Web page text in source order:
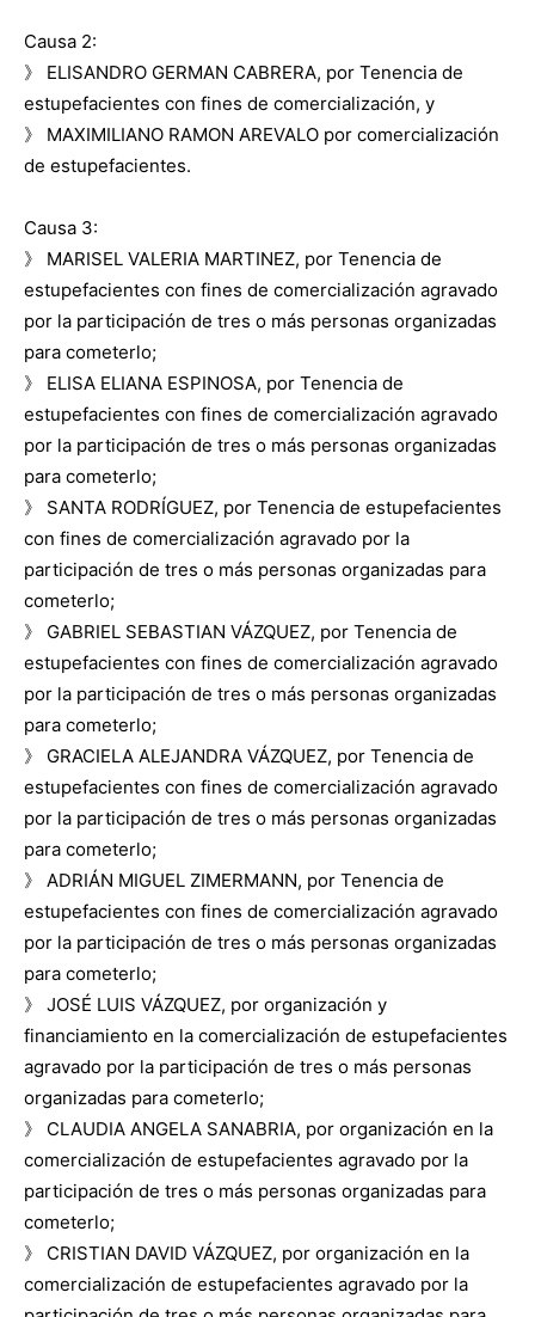
Causa 2:
》 ELISANDRO GERMAN CABRERA, por Tenencia de
estupefacientes con fines de comercialización, y
》 MAXIMILIANO RAMON AREVALO por comercialización
de estupefacientes.
Causa 3:
》 MARISEL VALERIA MARTINEZ, por Tenencia de
estupefacientes con fines de comercialización agravado
por la participación de tres o más personas organizadas
para cometerlo;
》 ELISA ELIANA ESPINOSA, por Tenencia de
estupefacientes con fines de comercialización agravado
por la participación de tres o más personas organizadas
para cometerlo;
》 SANTA RODRÍGUEZ, por Tenencia de estupefacientes
con fines de comercialización agravado por la
participación de tres o más personas organizadas para
cometerlo;
》 GABRIEL SEBASTIAN VÁZQUEZ, por Tenencia de
estupefacientes con fines de comercialización agravado
por la participación de tres o más personas organizadas
para cometerlo;
》 GRACIELA ALEJANDRA VÁZQUEZ, por Tenencia de
estupefacientes con fines de comercialización agravado
por la participación de tres o más personas organizadas
para cometerlo;
》 ADRIÁN MIGUEL ZIMERMANN, por Tenencia de
estupefacientes con fines de comercialización agravado
por la participación de tres o más personas organizadas
para cometerlo;
》 JOSÉ LUIS VÁZQUEZ, por organización y
financiamiento en la comercialización de estupefacientes
agravado por la participación de tres o más personas
organizadas para cometerlo;
》 CLAUDIA ANGELA SANABRIA, por organización en la
comercialización de estupefacientes agravado por la
participación de tres o más personas organizadas para
cometerlo;
》 CRISTIAN DAVID VÁZQUEZ, por organización en la
comercialización de estupefacientes agravado por la